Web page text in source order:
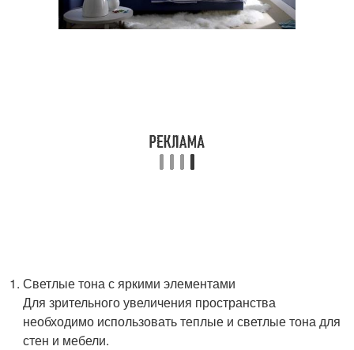
Светлые тона с яркими элементами
Для зрительного увеличения пространства
необходимо использовать теплые и светлые тона для
стен и мебели.